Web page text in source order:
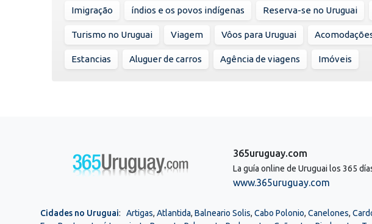
Imigração índios e os povos indígenas Reserva-se no Uruguai
Turismo no Uruguai Viagem Vôos para Uruguai
Estancias Aluguer de carros Agência de viagens Imóveis
365uruguay.com
La guía online de Uruguai los 365
www.365uruguay.com
Cidades no Uruguai: Artigas, Atlantida, Balneario Solis, Cabo Polonio, Canelones,